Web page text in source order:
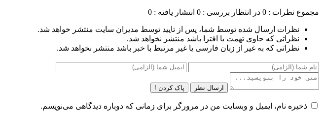
مجموع نظرات : 0 در انتظار بررسی : 0 انتشار یافته : 0
نظرات ارسال شده توسط شما، پس از تایید توسط مدیران سایت منتشر خواهد شد.
نظراتی که حاوی تهمت یا افترا باشد منتشر نخواهد شد.
نظراتی که به غیر از زبان فارسی یا غیر مرتبط با خبر باشد منتشر نخواهد شد.
ارسال نظر پاک کردن !
ذخیره نام، ایمیل و وبسایت من در مرورگر برای زمانی که دوباره دیدگاهی می‌نویسم.